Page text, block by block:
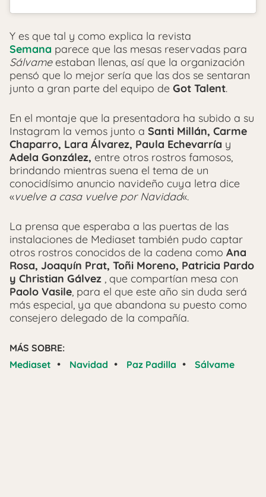
Y es que tal y como explica la revista
Semana parece que las mesas reservadas para
Sálvameestaban llenas, así que la organización
pensó que lo mejor sería que las dos se sentaran
junto a gran parte del equipo de Got Talent.
En el montaje que la presentadora ha subido a su
Instagram la vemos junto a Santi Millán, Carme
Chaparro, Lara Álvarez, Paula Echevarría y
Adela González, entre otros rostros famosos,
brindando mientras suena el tema de un
conocidísimo anuncio navideño cuya letra dice
«vuelve a casa vuelve por Navidad«.
La prensa que esperaba a las puertas de las
instalaciones de Mediaset también pudo captar
otros rostros conocidos de la cadena como Ana
Rosa, Joaquín Prat, Toñi Moreno, Patricia Pardo
y Christian Gálvez , que compartían mesa con
Paolo Vasile, para el que este año sin duda será
más especial, ya que abandona su puesto como
consejero delegado de la compañía.
MÁS SOBRE:
Mediaset • Navidad • Paz Padilla • Sálvame